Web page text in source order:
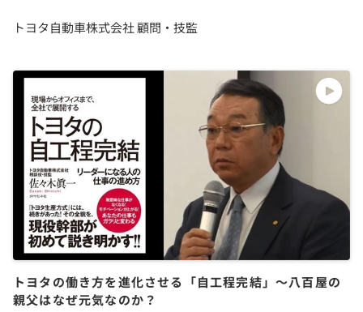
トヨタ自動車株式会社 顧問・技監
トヨタの働き方を進化させる「自工程完結」～八百屋の
親父はなぜ元気なのか？